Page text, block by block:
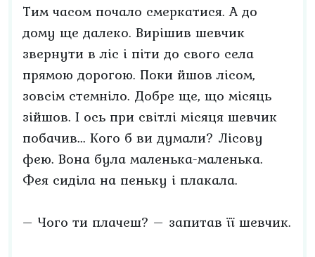
Тим часом почало смеркатися. А до
дому ще далеко. Вирішив шевчик
звернути в ліс і піти до свого села
прямою дорогою. Поки йшов лісом,
зовсім стемніло. Добре ще, що місяць
зійшов. І ось при світлі місяця шевчик
побачив... Кого б ви думали? Лісову
фею. Вона була маленька-маленька.
Фея сиділа на пеньку і плакала.
– Чого ти плачеш? – запитав її шевчик.